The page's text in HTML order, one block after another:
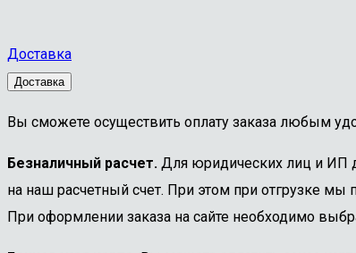
Доставка
Доставка
Вы сможете осуществить оплату заказа любым
Безналичный расчет. Для юридических лиц и ИП
на наш расчетный счет. При этом при отгрузке мы
При оформлении заказа на сайте необходимо